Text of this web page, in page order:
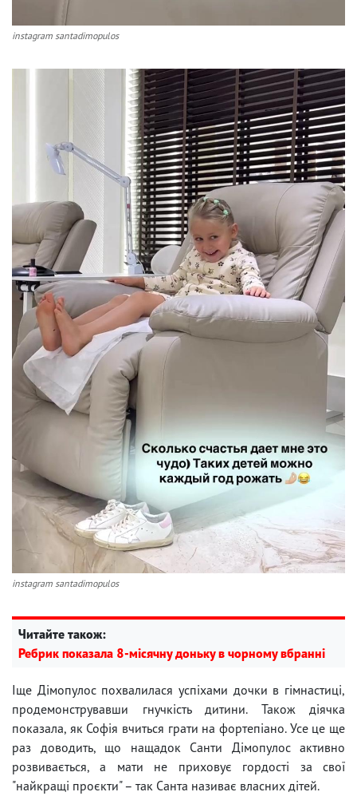
instagram santadimopulos
instagram santadimopulos
Читайте також:
Ребрик показала 8-місячну доньку в чорному вбранні
Іще Дімопулос похвалилася успіхами дочки в гімнастиці,
продемонструвавши гнучкість дитини. Також діячка
показала, як Софія вчиться грати на фортепіано. Усе це ще
раз доводить, що нащадок Санти Дімопулос активно
розвивається, а мати не приховує гордості за свої
"найкращі проєкти" – так Санта називає власних дітей.